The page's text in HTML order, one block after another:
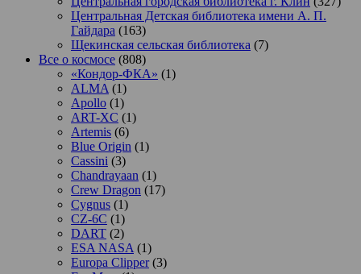
Центральная Детская библиотека имени А. П.
Гайдара (163)
Щекинская сельская библиотека (7)
Все о космосе (808)
«Кондор-ФКА» (1)
ALMA (1)
Apollo (1)
ART-XC (1)
Artemis (6)
Blue Origin (1)
Cassini (3)
Chandrayaan (1)
Crew Dragon (17)
Cygnus (1)
CZ-6C (1)
DART (2)
ESA NASA (1)
Europa Clipper(3)